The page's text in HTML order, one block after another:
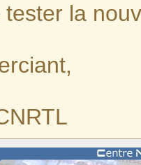
tester la